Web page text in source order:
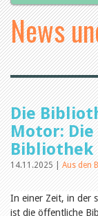
News und
Bibliotheken
Agenda
biblioBE
Zur
Lesenswert
Gut bewertet
Kategorien
Aus dem Amt für
Aus der
Aus den
Organisation
Raum und
Bestand
Benutzung
Finanzen
Personal
Recht und Politik
News
Die
Motor:
Bibliothek
14.11.2025 |Aus den
In einer Zeit, in der
ist die öffentliche